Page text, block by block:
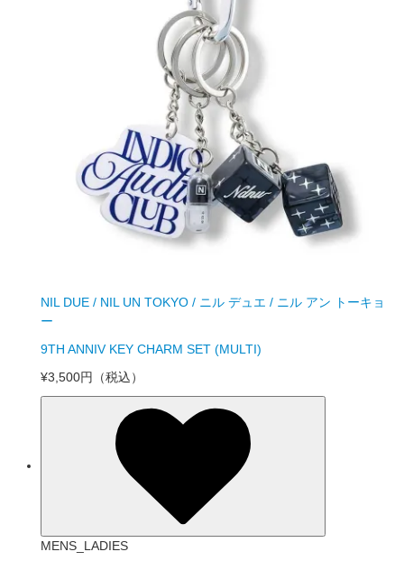
NIL DUE / NIL UN TOKYO / ニル デュエ / ニル アン トーキョ
ー
9TH ANNIV KEY CHARM SET (MULTI)
¥3,500円
（税込）
MENS_LADIES